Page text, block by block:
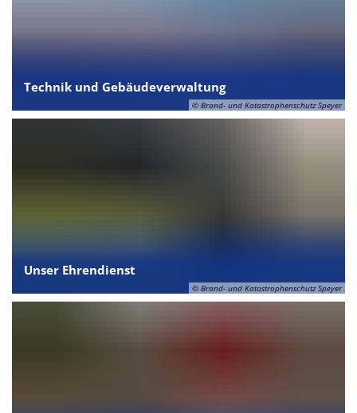
© Brand- und Katastrophenschutz Speyer
Technik und Gebäudeverwaltung
© Brand- und Katastrophenschutz Speyer
Unser Ehrendienst